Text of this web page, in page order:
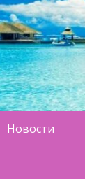
Новости